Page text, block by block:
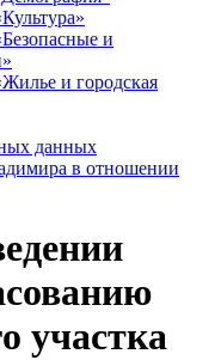
и
и городская
данных
в отношении
участка